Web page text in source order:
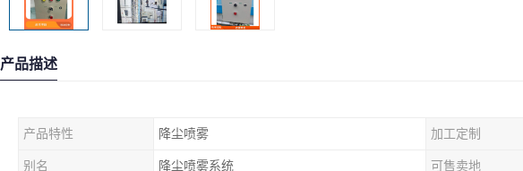
产品描述
产品特性 降尘喷雾 加工定制
别名 降尘喷雾系统 可售卖地